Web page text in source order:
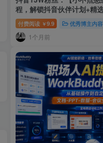
小说推文：曼波推文玩法，起号快，流量猛，一天收益1k+
程，解锁抖音伙伴计划+精
1k+
付费阅读 ￥9.9 优秀博主内
1个月前